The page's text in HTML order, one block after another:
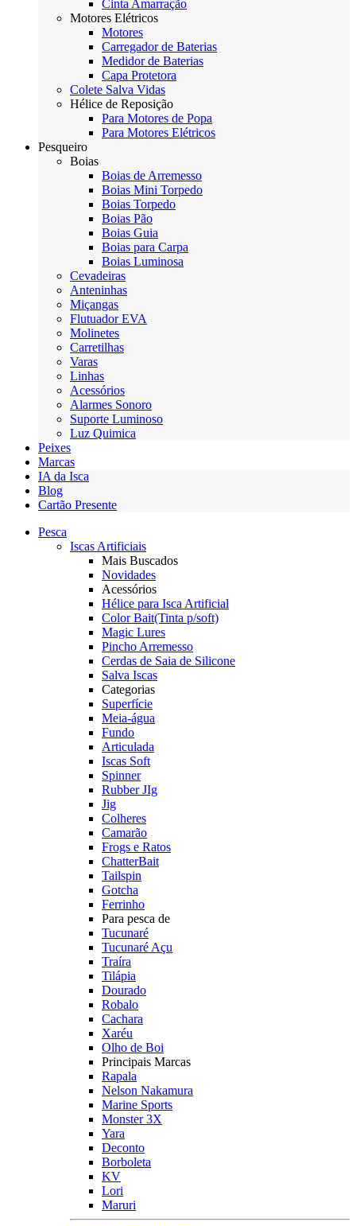
Cinta Amarração
Motores Elétricos
Motores
Carregador de Baterias
Medidor de Baterias
Capa Protetora
Colete Salva Vidas
Hélice de Reposição
Para Motores de Popa
Para Motores Elétricos
Pesqueiro
Boias
Boias de Arremesso
Boias Mini Torpedo
Boias Torpedo
Boias Pão
Boias Guia
Boias para Carpa
Boias Luminosa
Cevadeiras
Anteninhas
Miçangas
Flutuador EVA
Molinetes
Carretilhas
Varas
Linhas
Acessórios
Alarmes Sonoro
Suporte Luminoso
Luz Quimica
Peixes
Marcas
IA da Isca
Blog
Cartão Presente
Pesca
Iscas Artificiais
Mais Buscados
Novidades
Acessórios
Hélice para Isca Artificial
Color Bait(Tinta p/soft)
Magic Lures
Pincho Arremesso
Cerdas de Saia de Silicone
Salva Iscas
Categorias
Superfície
Meia-água
Fundo
Articulada
Iscas Soft
Spinner
Rubber JIg
Jig
Colheres
Camarão
Frogs e Ratos
ChatterBait
Tailspin
Gotcha
Ferrinho
Para pesca de
Tucunaré
Tucunaré Açu
Traíra
Tilápia
Dourado
Robalo
Cachara
Xaréu
Olho de Boi
Principais Marcas
Rapala
Nelson Nakamura
Marine Sports
Monster 3X
Yara
Deconto
Borboleta
KV
Lori
Maruri